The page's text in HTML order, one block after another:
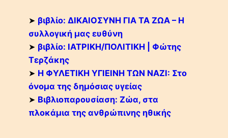
➤ βιβλίο: ΔΙΚΑΙΟΣΥΝΗ ΓΙΑ ΤΑ ΖΩΑ – Η
συλλογική μας ευθύνη
➤ βιβλίο: ΙΑΤΡΙΚΗ/ΠΟΛΙΤΙΚΗ | Φώτης
Τερζάκης
➤ Η ΦΥΛΕΤΙΚΗ ΥΓΙΕΙΝΗ ΤΩΝ ΝΑΖΙ: Στο
όνομα της δημόσιας υγείας
➤ Βιβλιοπαρουσίαση: Ζώα, στα
πλοκάμια της ανθρώπινης ηθικής